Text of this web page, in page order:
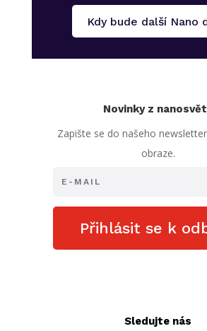
Kdy bude další Nano
Novinky z
Zapište se do našeho
obraze.
Přihlásit se k
Sledujte nás